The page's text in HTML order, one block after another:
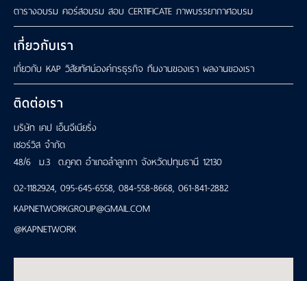
ตารางอบรม คอร์สอบรม สอบ CERTIFICATE ภาพบรรยากาศอบรม
เกี่ยวกับเรา
เกี่ยวกับ KAP วิสัยทัศน์องค์กรธุรกิจ ทีมงานของเรา ผลงานของเรา
ติดต่อเรา
บริษัท เคป เอ็นจีเนียริ่ง
เซอร์วิส จำกัด
48/6 ม.3 ต.คูคต อำเภอลำลูกกา จังหวัดปทุมธานี 12130
02-1182924, 095-645-6558, 084-558-8668, 061-841-2882
KAPNETWORKGROUP@GMAIL.COM
@KAPNETWORK